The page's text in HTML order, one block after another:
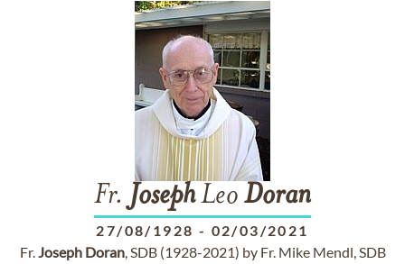
Fr. JosephLeo Doran
27/08/1928 - 02/03/2021
Fr.Joseph Doran, SDB (1928-2021) by Fr. Mike Mendl, SDB